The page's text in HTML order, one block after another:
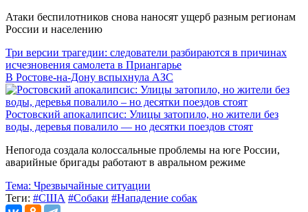
Атаки беспилотников снова наносят ущерб разным регионам
России и населению
Три версии трагедии: следователи разбираются в причинах
исчезновения самолета в Приангарье
В Ростове-на-Дону вспыхнула АЗС
Ростовский апокалипсис: Улицы затопило, но жители без
воды, деревья повалило — но десятки поездов стоят
Непогода создала колоссальные проблемы на юге России,
аварийные бригады работают в авральном режиме
Тема: Чрезвычайные ситуации
Теги: #США #Собаки #Нападение собак